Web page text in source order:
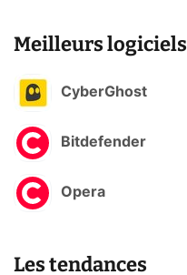
Meilleurs logiciels
CyberGhost
Bitdefender
Opera
Les tendances